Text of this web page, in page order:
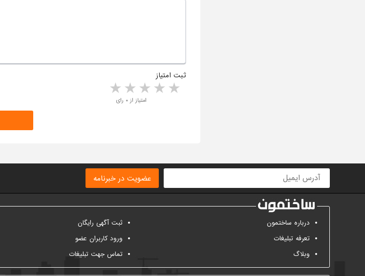
ثبت امتیاز
4 stars 3 stars 2 stars 1 star امتیاز از ۰ رای
عضویت در خبرنامه
درباره ساختمون
تعرفه تبلیغات
وبلاگ
ثبت آگهی رایگان
ورود کاربران عضو
تماس جهت تبلیغات